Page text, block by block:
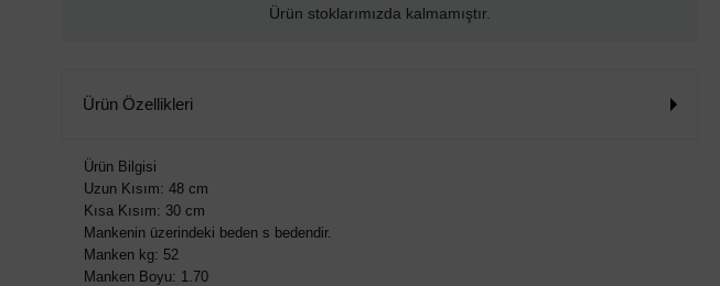
Ürün stoklarımızda kalmamıştır.
Ürün Özellikleri
Ürün Bilgisi
Uzun Kısım: 48 cm
Kısa Kısım: 30 cm
Mankenin üzerindeki beden s bedendir.
Manken kg: 52
Manken Boyu: 1.70